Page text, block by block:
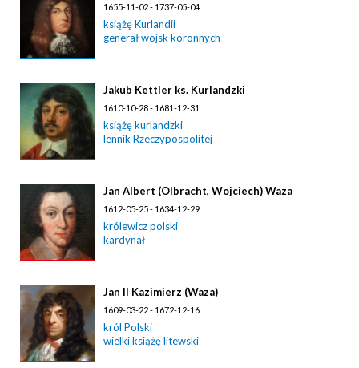
1655-11-02 - 1737-05-04
książę Kurlandii
generał wojsk koronnych
Jakub Kettler ks. Kurlandzki
1610-10-28 - 1681-12-31
książę kurlandzki
lennik Rzeczypospolitej
Jan Albert (Olbracht, Wojciech) Waza
1612-05-25 - 1634-12-29
królewicz polski
kardynał
Jan II Kazimierz (Waza)
1609-03-22 - 1672-12-16
król Polski
wielki książę litewski